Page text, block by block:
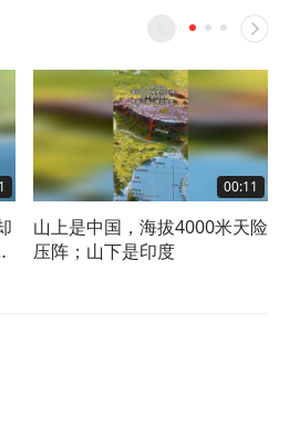
00:11
山上是中国，海拔4000米天险
压阵；山下是印度